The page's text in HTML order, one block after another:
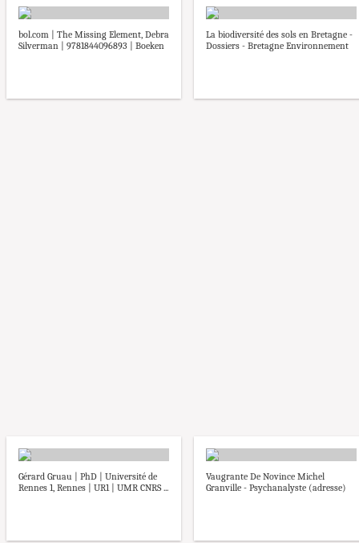
bol.com | The Missing Element, Debra
Silverman | 9781844096893 | Boeken
La biodiversité des sols en Bretagne -
Dossiers - Bretagne Environnement
Gérard Gruau | PhD | Université de
Rennes 1, Rennes | UR1 | UMR CNRS ...
Vaugrante De Novince Michel
Granville - Psychanalyste (adresse)